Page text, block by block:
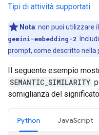
Tipi di attività supportati.
Nota: non puoi utilizzare
gemini-embedding-2 .
prompt, come descritto nella
Il seguente esempio
SEMANTIC_SIMILARITY
somiglianza del
Python JavaScript